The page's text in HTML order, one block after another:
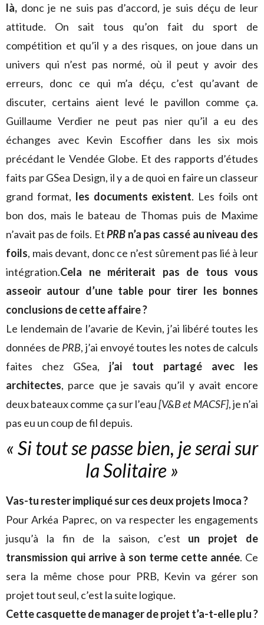
là, donc je ne suis pas d’accord, je suis déçu de leur
attitude. On sait tous qu’on fait du sport de
compétition et qu’il y a des risques, on joue dans un
univers qui n’est pas normé, où il peut y avoir des
erreurs, donc ce qui m’a déçu, c’est qu’avant de
discuter, certains aient levé le pavillon comme ça.
Guillaume Verdier ne peut pas nier qu’il a eu des
échanges avec Kevin Escoffier dans les six mois
précédant le Vendée Globe. Et des rapports d’études
faits par GSea Design, il y a de quoi en faire un classeur
grand format, les documents existent. Les foils ont
bon dos, mais le bateau de Thomas puis de Maxime
n’avait pas de foils. EtPRB n’a pas cassé au niveau des
foils, mais devant, donc ce n’est sûrement pas lié à leur
intégration.Cela ne mériterait pas de tous vous
asseoir autour d’une table pour tirer les bonnes
conclusions de cette affaire ?
Le lendemain de l’avarie de Kevin, j’ai libéré toutes les
données de PRB, j’ai envoyé toutes les notes de calculs
faites chez GSea, j’ai tout partagé avec les
architectes, parce que je savais qu’il y avait encore
deux bateaux comme ça sur l’eau[V&B et MACSF], je n’ai
pas eu un coup de fil depuis.
« Si tout se passe bien, je serai sur
la Solitaire »
Vas-tu rester impliqué sur ces deux projets Imoca ?
Pour Arkéa Paprec, on va respecter les engagements
jusqu’à la fin de la saison, c’est un projet de
transmission qui arrive à son terme cette année. Ce
sera la même chose pour PRB, Kevin va gérer son
projet tout seul, c’est la suite logique.
Cette casquette de manager de projet t’a-t-elle plu ?